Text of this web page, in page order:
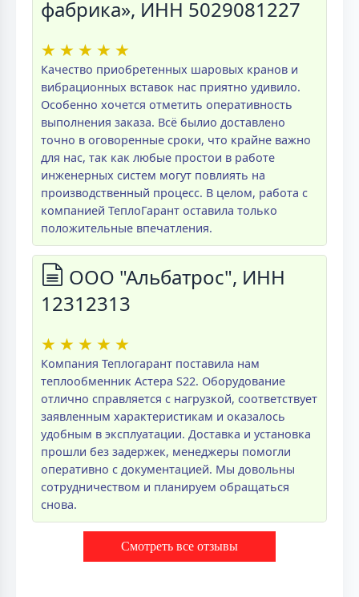
фабрика», ИНН 5029081227
★ ★ ★ ★ ★
Качество приобретенных шаровых кранов и
вибрационных вставок нас приятно удивило.
Особенно хочется отметить оперативность
выполнения заказа. Всё былио доставлено
точно в оговоренные сроки, что крайне важно
для нас, так как любые простои в работе
инженерных систем могут повлиять на
производственный процесс. В целом, работа с
компанией ТеплоГарант оставила только
положительные впечатления.
ООО "Альбатрос", ИНН
12312313
★ ★ ★ ★ ★
Компания Теплогарант поставила нам
теплообменник Астера S22. Оборудование
отлично справляется с нагрузкой, соответствует
заявленным характеристикам и оказалось
удобным в эксплуатации. Доставка и установка
прошли без задержек, менеджеры помогли
оперативно с документацией. Мы довольны
сотрудничеством и планируем обращаться
снова.
Смотреть все отзывы